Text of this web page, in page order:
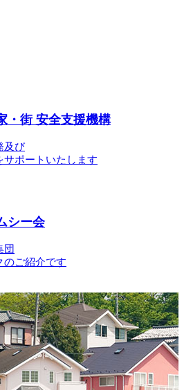
・街 安全支援機構
及び
サポートいたします
シー会
団
のご紹介です